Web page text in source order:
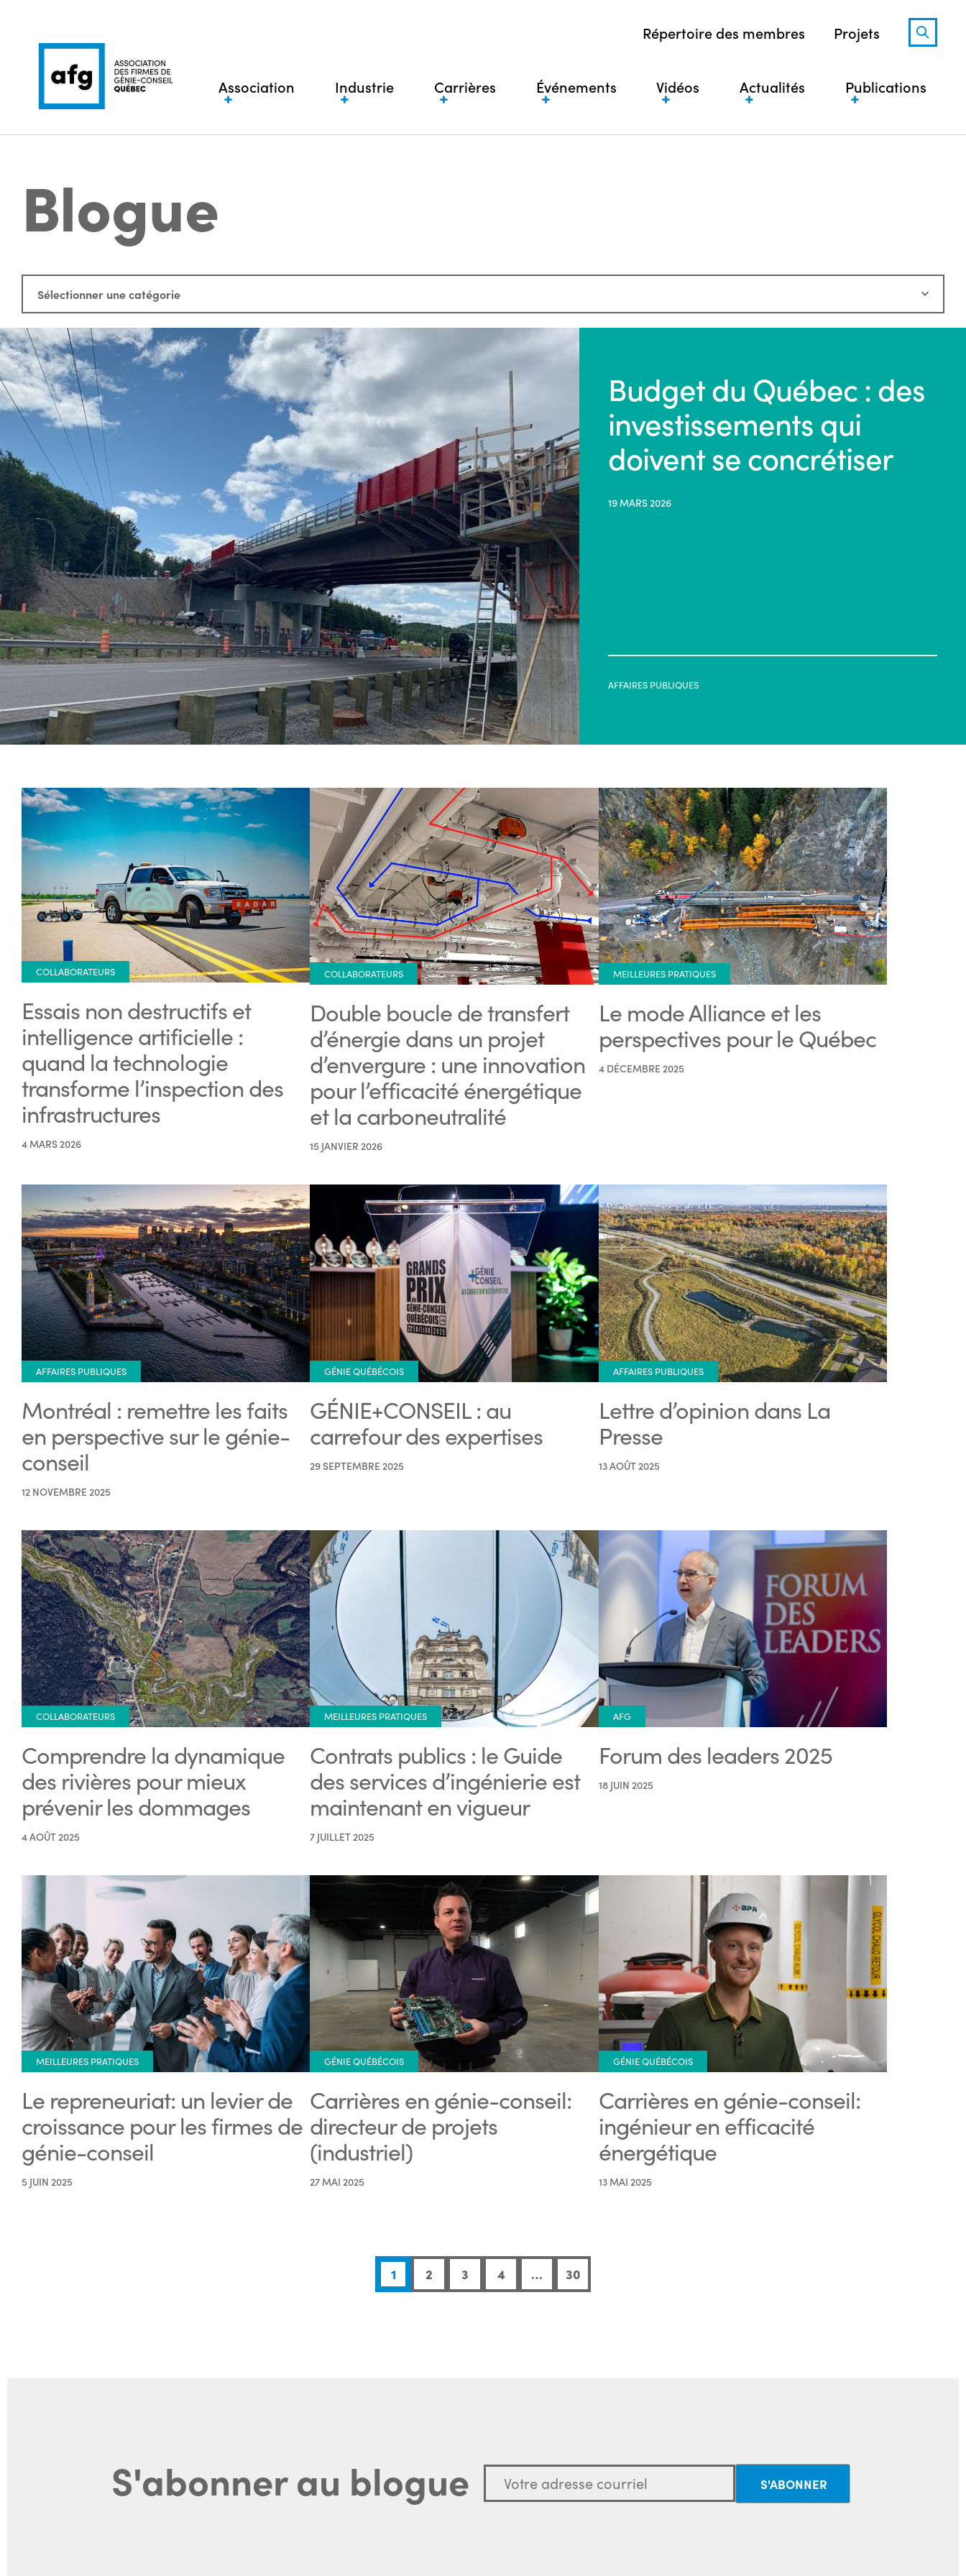
Répertoire des membres Projets
Association Industrie Carrières Événements Vidéos Actualités Publications
Blogue
Budget du Québec : des
investissements qui
doivent se concrétiser
19 MARS 2026
AFFAIRES PUBLIQUES
COLLABORATEURS
Essais non destructifs et
intelligence artificielle :
quand la technologie
transforme l’inspection des
infrastructures
4 MARS 2026
COLLABORATEURS
Double boucle de transfert
d’énergie dans un projet
d’envergure : une innovation
pour l’efficacité énergétique
et la carboneutralité
15 JANVIER 2026
MEILLEURES PRATIQUES
Le mode Alliance et les
perspectives pour le Québec
4 DÉCEMBRE 2025
AFFAIRES PUBLIQUES
Montréal : remettre les faits
en perspective sur le génie-
conseil
12 NOVEMBRE 2025
GÉNIE QUÉBÉCOIS
GÉNIE+CONSEIL : au
carrefour des expertises
29 SEPTEMBRE 2025
AFFAIRES PUBLIQUES
Lettre d’opinion dans La
Presse
13 AOÛT 2025
COLLABORATEURS
Comprendre la dynamique
des rivières pour mieux
prévenir les dommages
4 AOÛT 2025
MEILLEURES PRATIQUES
Contrats publics : le Guide
des services d’ingénierie est
maintenant en vigueur
7 JUILLET 2025
AFG
Forum des leaders 2025
18 JUIN 2025
MEILLEURES PRATIQUES
Le repreneuriat: un levier de
croissance pour les firmes de
génie-conseil
5 JUIN 2025
GÉNIE QUÉBÉCOIS
Carrières en génie-conseil:
directeur de projets
(industriel)
27 MAI 2025
GÉNIE QUÉBÉCOIS
Carrières en génie-conseil:
ingénieur en efficacité
énergétique
13 MAI 2025
1 2 3 4 … 30
S'abonner au blogue